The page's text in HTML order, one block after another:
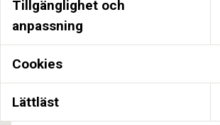
Tillgänglighet och
anpassning
Cookies
Lättläst